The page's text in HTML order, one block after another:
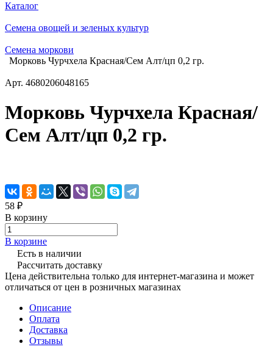
Каталог
Семена овощей и зеленых культур
Семена моркови
Морковь Чурчхела Красная/Сем Алт/цп 0,2 гр.
Арт. 4680206048165
Морковь Чурчхела Красная/
Сем Алт/цп 0,2 гр.
58 ₽
В корзину
В корзине
Есть в наличии
Рассчитать доставку
Цена действительна только для интернет-магазина и может
отличаться от цен в розничных магазинах
Описание
Оплата
Доставка
Отзывы